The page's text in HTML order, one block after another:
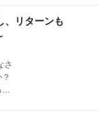
も
、リターンも
さ